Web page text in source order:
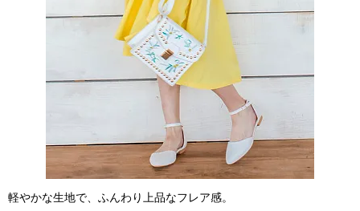
軽やかな生地で、ふんわり上品なフレア感。